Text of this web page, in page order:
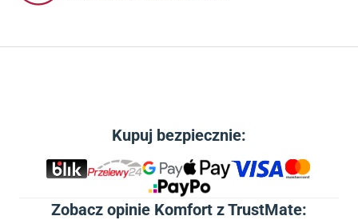
Kupuj bezpiecznie:
Zobacz opinie Komfort z TrustMate: